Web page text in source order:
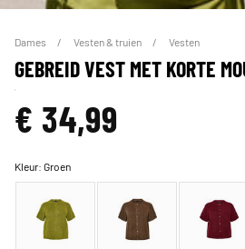
Dames Vesten & truien Vesten
GEBREID VEST MET KORTE
€ 34,99
Kleur:Groen